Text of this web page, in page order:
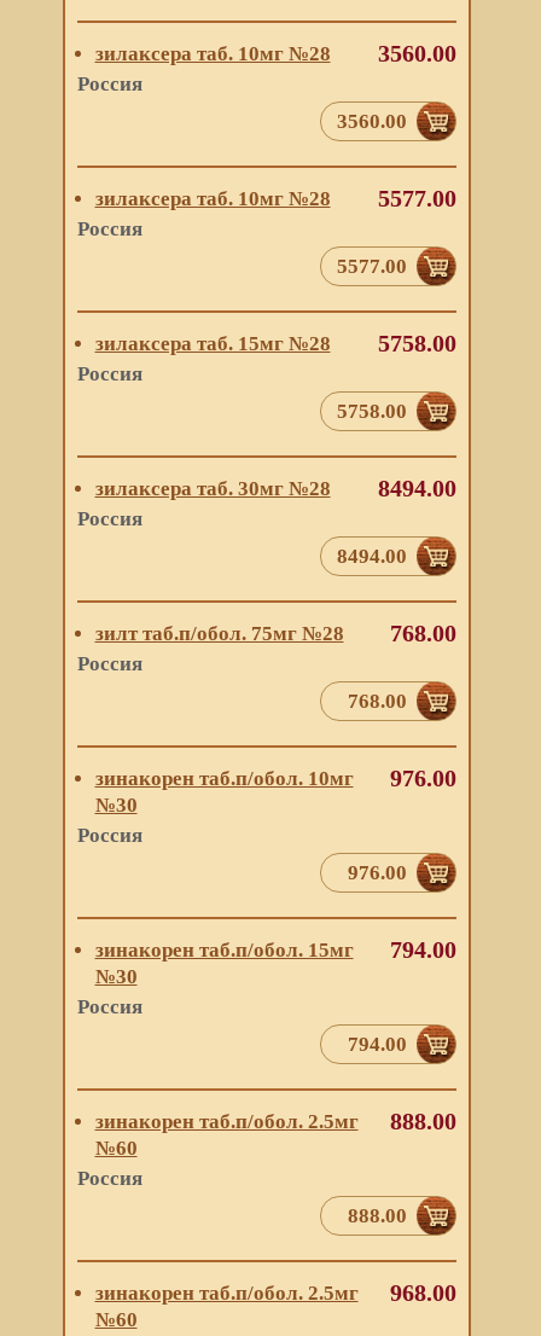
зилаксера таб. 10мг №28
Россия
3560.00
3560.00
зилаксера таб. 10мг №28
Россия
5577.00
5577.00
зилаксера таб. 15мг №28
Россия
5758.00
5758.00
зилаксера таб. 30мг №28
Россия
8494.00
8494.00
зилт таб.п/обол. 75мг №28
Россия
768.00
768.00
зинакорен таб.п/обол. 10мг
№30
Россия
976.00
976.00
зинакорен таб.п/обол. 15мг
№30
Россия
794.00
794.00
зинакорен таб.п/обол. 2.5мг
№60
Россия
888.00
888.00
зинакорен таб.п/обол. 2.5мг
№60
968.00